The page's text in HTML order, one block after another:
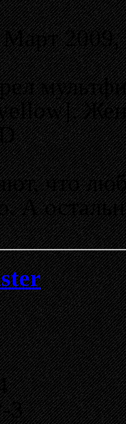
2009,
что
А
3